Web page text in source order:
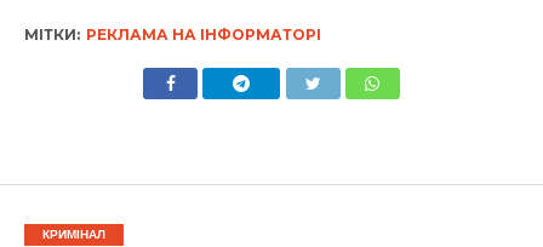
МІТКИ: РЕКЛАМА НА ІНФОРМАТОРІ
КРИМІНАЛ